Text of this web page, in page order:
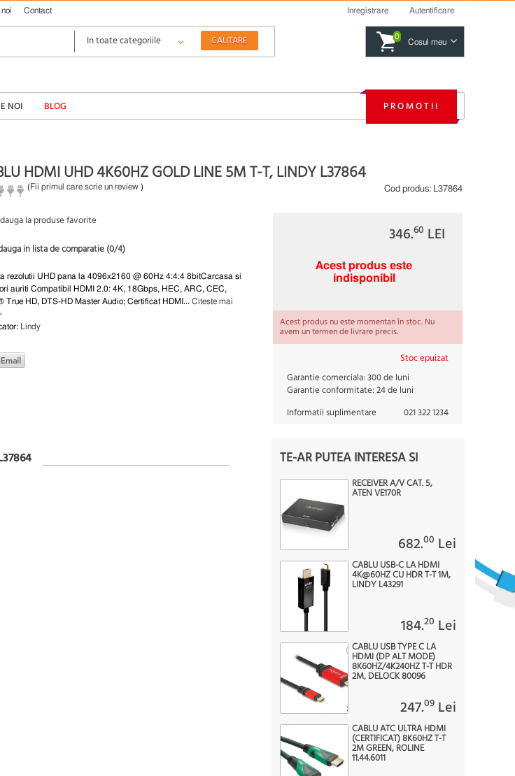
Contact Inregistrare Autentificare
0
Cosul meu
NOI BLOG PROMOTII
HDMI UHD 4K60HZ GOLD LINE 5M T-T, LINDY L37864
(Fii primul care scrie un review ) Cod produs: L37864
la produse favorite
in lista de comparatie (0/4)
rezolutii UHD pana la 4096x2160 @ 60Hz 4:4:4 8bitCarcasa si
auriti Compatibil HDMI 2.0: 4K, 18Gbps, HEC, ARC, CEC,
True HD, DTS-HD Master Audio; Certificat HDMI... Citeste mai
Lindy
346.60 LEI
Acest produs este
indisponibil
Acest produs nu este momentan în stoc. Nu
avem un termen de livrare precis.
Stoc epuizat
Garantie comerciala:300 de luni
Garantie conformitate:24 de luni
Informatii suplimentare
021 322 1234
TE-AR PUTEA INTERESA SI
RECEIVER A/V CAT. 5,
ATEN VE170R
682.00 Lei
CABLU USB-C LA HDMI
4K@60HZ CU HDR T-T 1M,
LINDY L43291
184.20 Lei
CABLU USB TYPE C LA
HDMI (DP ALT MODE)
8K60HZ/4K240HZ T-T HDR
2M, DELOCK 80096
247.09 Lei
CABLU ATC ULTRA HDMI
(CERTIFICAT) 8K60HZ T-T
2M GREEN, ROLINE
11.44.6011